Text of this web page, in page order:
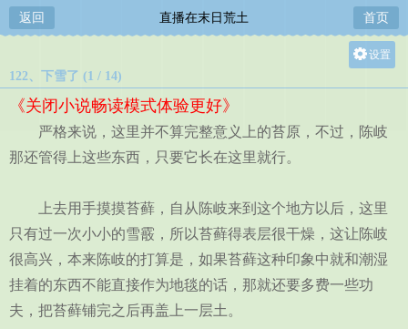
返回 直播在末日荒土 首页
设置
中
122、下雪了 (1 / 14)
《关闭小说畅读模式体验更好》
严格来说，这里并不算完整意义上的苔原，不过，陈岐
那还管得上这些东西，只要它长在这里就行。
上去用手摸摸苔藓，自从陈岐来到这个地方以后，这里
只有过一次小小的雪霰，所以苔藓得表层很干燥，这让陈岐
很高兴，本来陈岐的打算是，如果苔藓这种印象中就和潮湿
挂着的东西不能直接作为地毯的话，那就还要多费一些功
夫，把苔藓铺完之后再盖上一层土。